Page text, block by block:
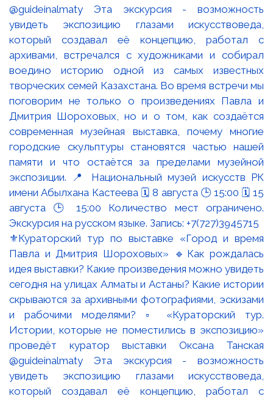
⚜️Кураторский тур по выставке «Город и время
Павла и Дмитрия Шороховых» 🔹Как рождалась
идея выставки? Какие произведения можно увидеть
сегодня на улицах Алматы и Астаны? Какие истории
скрываются за архивными фотографиями, эскизами
и рабочими моделями? ▫️ «Кураторский тур.
Истории, которые не поместились в экспозицию»
проведёт куратор выставки Оксана Танская
@guideinalmaty Эта экскурсия - возможность
увидеть экспозицию глазами искусствоведа,
который создавал её концепцию, работал с